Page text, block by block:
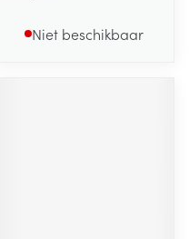
Niet beschikbaar